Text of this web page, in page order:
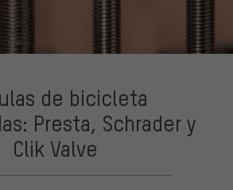
de bicicleta
Presta, Schrader y
Clik Valve